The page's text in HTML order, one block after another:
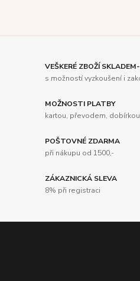
VEŠKERÉ ZBOŽÍ
s možností vyzkoušení i
MOŽNOSTI PLATBY
kartou, převodem, dobírkou
POŠTOVNÉ ZDARMA
při nákupu od 1500,-
ZÁKAZNICKÁ SLEVA
8% při registraci